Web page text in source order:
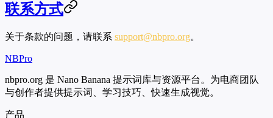
联系方式
关于条款的问题，请联系 support@nbpro.org。
NBPro
nbpro.org 是 Nano Banana 提示词库与资源平台。为电商团队
与创作者提供提示词、学习技巧、快速生成视觉。
产品